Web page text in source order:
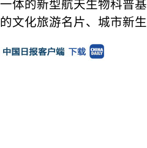
一体的新型航天生物科普
的文化旅游名片、城市新生